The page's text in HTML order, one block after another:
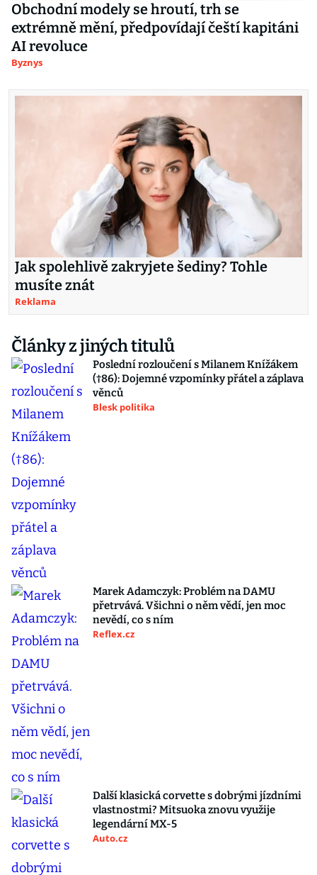
Obchodní modely se hroutí, trh se
extrémně mění, předpovídají čeští kapitáni
AI revoluce
Byznys
Jak spolehlivě zakryjete šediny? Tohle
musíte znát
Reklama
Články z jiných titulů
Poslední rozloučení s Milanem Knížákem
(†86): Dojemné vzpomínky přátel a záplava
věnců
Blesk politika
Marek Adamczyk: Problém na DAMU
přetrvává. Všichni o něm vědí, jen moc
nevědí, co s ním
Reflex.cz
Další klasická corvette s dobrými jízdními
vlastnostmi? Mitsuoka znovu využije
legendární MX-5
Auto.cz